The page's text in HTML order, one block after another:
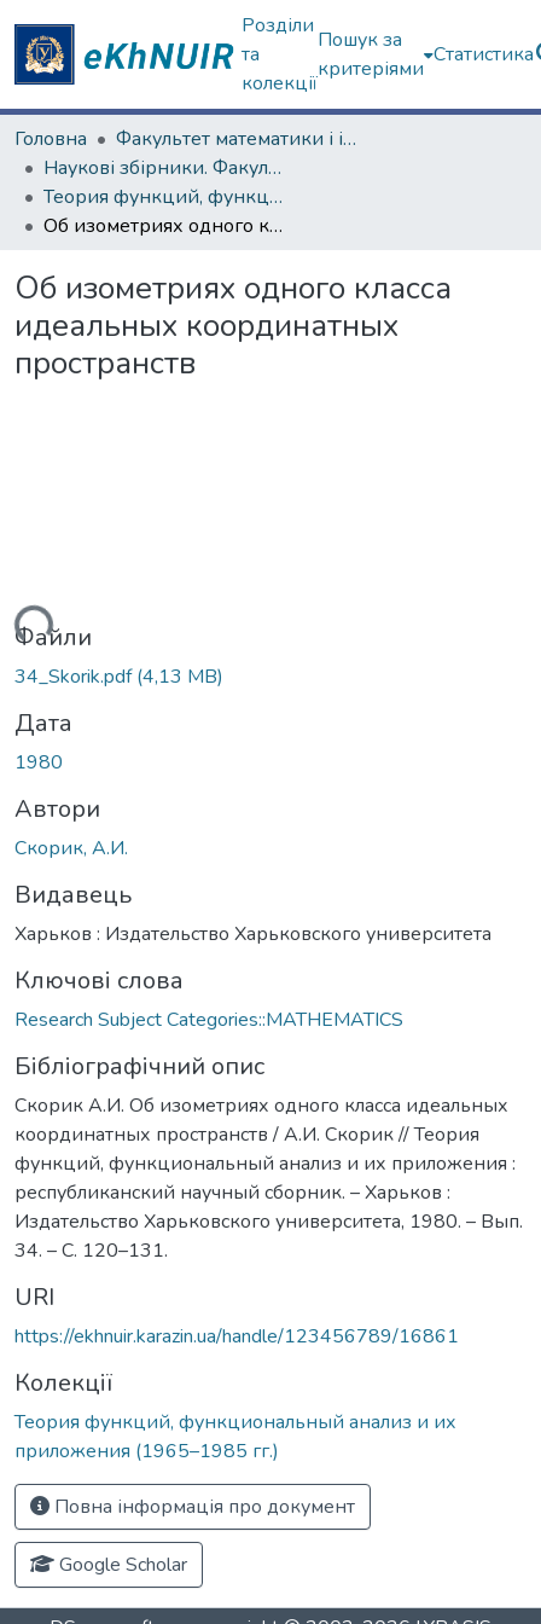
Розділи
та
колекції
Пошук за
критеріями
Статистика
Головна
Факультет математики і інформатики
Наукові збірники. Факультет математики і інформатики
Теория функций, функциональный анализ и их приложения (1965–1985 гг.)
Об изометриях одного класса идеальных координатных пространств
Об изометриях одного класса
идеальных координатных
пространств
Файли
34_Skorik.pdf(4,13 MB)
Дата
1980
Автори
Скорик, А.И.
Видавець
Харьков : Издательство Харьковского университета
Ключові слова
Research Subject Categories::MATHEMATICS
Бібліографічний опис
Скорик А.И. Об изометриях одного класса идеальных
координатных пространств / А.И. Скорик // Теория
функций, функциональный анализ и их приложения :
республиканский научный сборник. – Харьков :
Издательство Харьковского университета, 1980. – Вып.
34. – С. 120–131.
URI
https://ekhnuir.karazin.ua/handle/123456789/16861
Колекції
Теория функций, функциональный анализ и их
приложения (1965–1985 гг.)
Повна інформація про документ
Google Scholar